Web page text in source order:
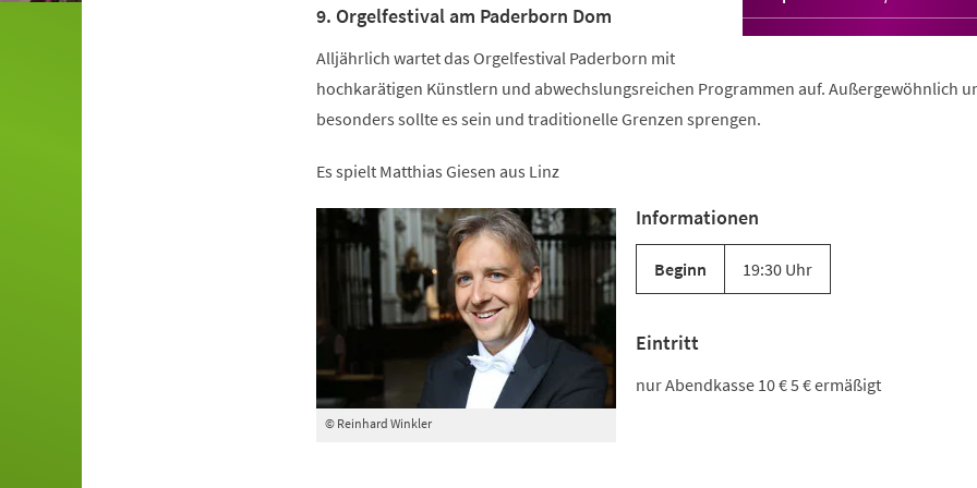
in
einem
Tab)
9. Orgelfestival am Paderborn Dom
Alljährlich wartet das Orgelfestival Paderborn mit
hochkarätigen Künstlern und abwechslungsreichen Programmen auf. Außergewöhnlich
besonders sollte es sein und traditionelle Grenzen sprengen.
Es spielt Matthias Giesen aus Linz
© Reinhard Winkler
Informationen
Beginn 19:30 Uhr
Eintritt
nur Abendkasse 10 € 5 € ermäßigt